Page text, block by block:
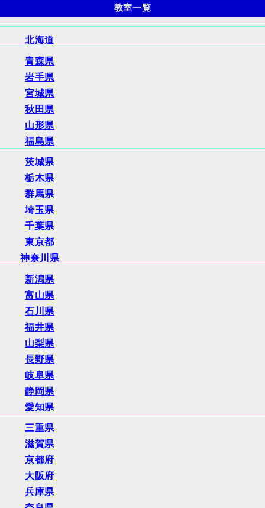
教室一覧
北海道
青森県
岩手県
宮城県
秋田県
山形県
福島県
茨城県
栃木県
群馬県
埼玉県
千葉県
東京都
神奈川県
新潟県
富山県
石川県
福井県
山梨県
長野県
岐阜県
静岡県
愛知県
三重県
滋賀県
京都府
大阪府
兵庫県